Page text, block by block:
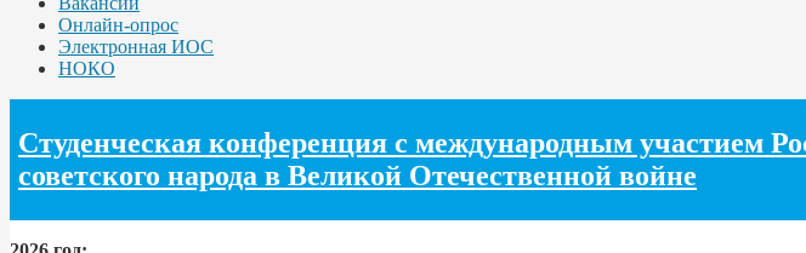
Онлайн-опрос
Электронная ИОС
НОКО
Студенческая конференция с международным участием
советского народа в Великой Отечественной войне